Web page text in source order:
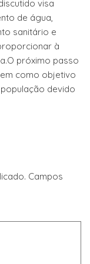
visa
de água,
sanitário e
à
próximo passo
como objetivo
devido
Campos